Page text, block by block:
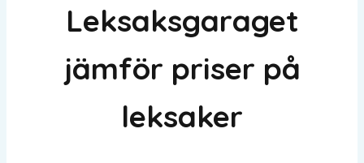
Leksaksgaraget
jämför priser på
leksaker